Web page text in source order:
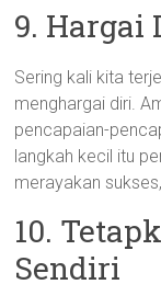
9. Hargai
Sering kali kita
menghargai diri.
pencapaian-
langkah kecil itu
merayakan
10.
Sendiri